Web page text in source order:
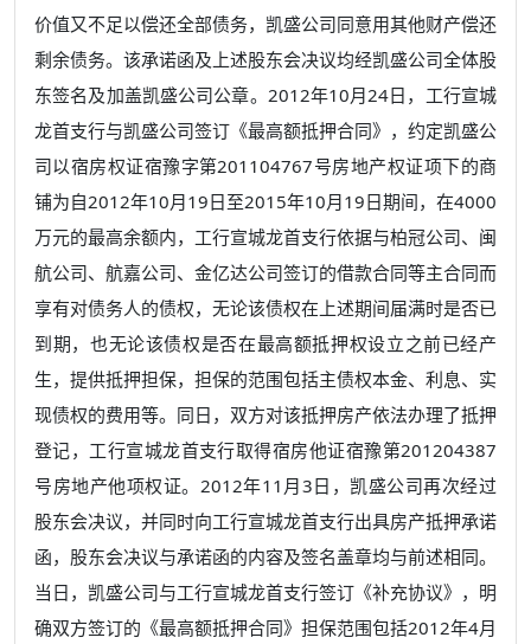
价值又不足以偿还全部债务，凯盛公司同意用其他财产偿还
剩余债务。该承诺函及上述股东会决议均经凯盛公司全体股
东签名及加盖凯盛公司公章。2012年10月24日，工行宣城
龙首支行与凯盛公司签订《最高额抵押合同》，约定凯盛公
司以宿房权证宿豫字第201104767号房地产权证项下的商
铺为自2012年10月19日至2015年10月19日期间，在4000
万元的最高余额内，工行宣城龙首支行依据与柏冠公司、闽
航公司、航嘉公司、金亿达公司签订的借款合同等主合同而
享有对债务人的债权，无论该债权在上述期间届满时是否已
到期，也无论该债权是否在最高额抵押权设立之前已经产
生，提供抵押担保，担保的范围包括主债权本金、利息、实
现债权的费用等。同日，双方对该抵押房产依法办理了抵押
登记，工行宣城龙首支行取得宿房他证宿豫第201204387
号房地产他项权证。2012年11月3日，凯盛公司再次经过
股东会决议，并同时向工行宣城龙首支行出具房产抵押承诺
函，股东会决议与承诺函的内容及签名盖章均与前述相同。
当日，凯盛公司与工行宣城龙首支行签订《补充协议》，明
确双方签订的《最高额抵押合同》担保范围包括2012年4月